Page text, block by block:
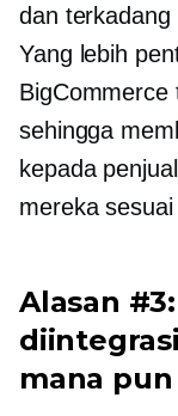
dan terkadang
Yang lebih
BigCommerce
sehingga
kepada
mereka
Alasan
mana